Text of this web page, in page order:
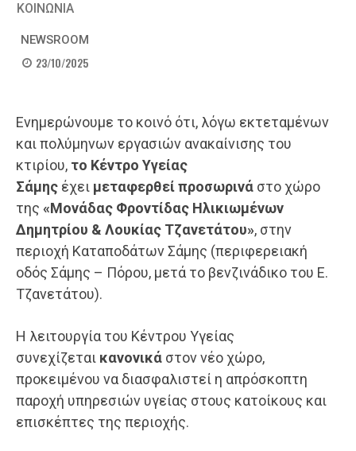
ΚΟΙΝΩΝΙΑ
NEWSROOM
23/10/2025
Ενημερώνουμε το κοινό ότι, λόγω εκτεταμένων
και πολύμηνων εργασιών ανακαίνισης του
κτιρίου, το Κέντρο Υγείας
Σάμης έχει μεταφερθεί προσωρινά στο χώρο
της «Μονάδας Φροντίδας Ηλικιωμένων
Δημητρίου & Λουκίας Τζανετάτου», στην
περιοχή Καταποδάτων Σάμης (περιφερειακή
οδός Σάμης – Πόρου, μετά το βενζινάδικο του Ε.
Τζανετάτου).
Η λειτουργία του Κέντρου Υγείας
συνεχίζεται κανονικά στον νέο χώρο,
προκειμένου να διασφαλιστεί η απρόσκοπτη
παροχή υπηρεσιών υγείας στους κατοίκους και
επισκέπτες της περιοχής.